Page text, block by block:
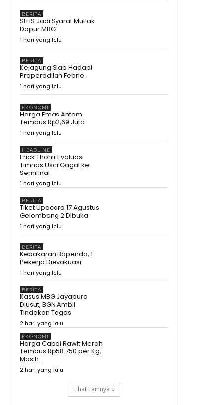
Ahli Presiden Dicecar Hakim MK
Ekonomi Melejit 34,17%, Tapi
Maatnya Sampai ke Rakyat?
12:37
Bikin Amran Salut! Banyak
Maba Undip Ternyata Sudah
Jadi Bibit Pengusaha
15:02
Prabowo Cicipi Kripik Ubi Ungu
di Stand BRIN
08:43
Tak Disangka! Gegara dengar
Amran Langsung Telepon
Bulog
09:22
Mengapa Mentan Amran
2 Tahun? Awalnya Cuma
08:54
Pelajaran Asia Tenggara,
Kurikulum RI Mau Dibawa ke
11:19
Kenapa Prabowo Sampai
Kumpulkan Buku Pelajaran
Maluku Utara Ekonominya
Melejit, Rakyat Kebagian Apa?
#shorts #trending
01:16
Ekonomi Tumbuh Tajam, Tapi
Rakyat Dapat Apa?
10:26
Tegas! Menko Zulhas Ancam
Tutup SPPG yang Nekat Tak Beli
Sherly Disentil! Nazlatan
Berharap Jalan Cepat Beres
BERITA
SLHS Jadi Syarat Mutlak
Dapur MBG
1 hari yang lalu
BERITA
Kejagung Siap Hadapi
Praperadilan Febrie
1 hari yang lalu
EKONOMI
Harga Emas Antam
Tembus Rp2,69 Juta
1 hari yang lalu
HEADLINE
Erick Thohir Evaluasi
Timnas Usai Gagal ke
Semifinal
1 hari yang lalu
BERITA
Tiket Upacara 17 Agustus
Gelombang 2 Dibuka
1 hari yang lalu
BERITA
Kebakaran Bapenda, 1
Pekerja Dievakuasi
1 hari yang lalu
BERITA
Kasus MBG Jayapura
Diusut, BGN Ambil
Tindakan Tegas
2 hari yang lalu
EKONOMI
Harga Cabai Rawit Merah
Tembus Rp58.750 per Kg,
Masih...
2 hari yang lalu
Lihat Lainnya